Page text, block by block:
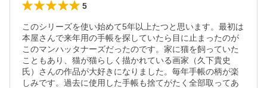
5
このシリーズを使い始めて5年以上たつと思います。最初は
本屋さんで来年用の手帳を探していたら目に止まったのが
このマンハッタナーズだったのです。家に猫を飼っていた
こともあり、猫が猫らしく描かれている画家（久下貴史
氏）さんの作品が大好きになりました。毎年手帳の柄が楽
しみです。過去に使用した手帳も捨てがたく全部取ってあ